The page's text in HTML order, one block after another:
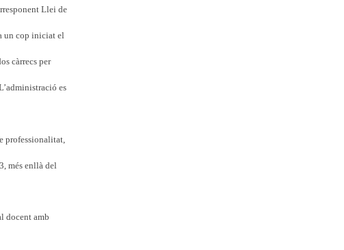
Llei de
un cop iniciat el
càrrecs per
es
professionalitat,
més enllà del
docent amb